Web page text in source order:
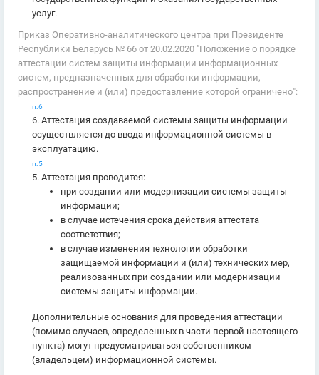
услуг.
Приказ Оперативно-аналитического центра при Президенте
Республики Беларусь № 66 от 20.02.2020 "Положение о порядке
аттестации систем защиты информации информационных
систем, предназначенных для обработки информации,
распространение и (или) предоставление которой ограничено":
п.6
6. Аттестация создаваемой системы защиты информации
осуществляется до ввода информационной системы в
эксплуатацию.
п.5
5. Аттестация проводится:
при создании или модернизации системы защиты
информации;
в случае истечения срока действия аттестата
соответствия;
в случае изменения технологии обработки
защищаемой информации и (или) технических мер,
реализованных при создании или модернизации
системы защиты информации.
Дополнительные основания для проведения аттестации
(помимо случаев, определенных в части первой настоящего
пункта) могут предусматриваться собственником
(владельцем) информационной системы.